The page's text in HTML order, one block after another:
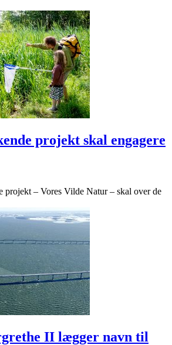
projekt skal engagere
projekt – Vores Vilde Natur – skal over de
II lægger navn til